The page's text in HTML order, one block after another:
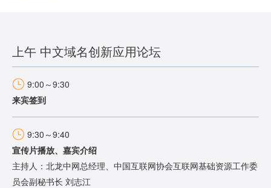
上午 中文域名创新应用论坛
9:00～9:30
来宾签到
9:30～9:40
宣传片播放、嘉宾介绍
主持人：北龙中网总经理、中国互联网协会互联网基础资源工作委
员会副秘书长 刘志江